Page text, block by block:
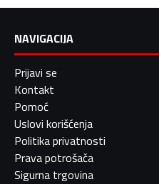
NAVIGACIJA
Prijavi se
Kontakt
Pomoć
Uslovi korišćenja
Politika privatnosti
Prava potrošača
Sigurna trgovina